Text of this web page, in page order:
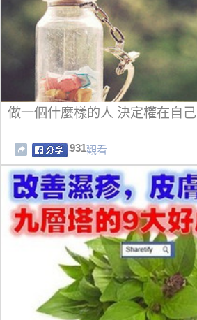
做一個什麼樣的人 決定權在自己
931觀看